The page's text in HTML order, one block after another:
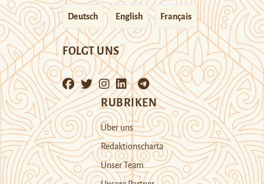
Deutsch English Français
FOLGT UNS
RUBRIKEN
Über uns
Redaktionscharta
Unser Team